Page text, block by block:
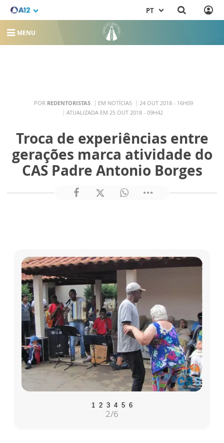
PT
MENU
POR REDENTORISTAS EM NOTÍCIAS
24 OUT 2018 - 16H09
ATUALIZADA EM 25 OUT 2018 - 09H42
Troca de experiências entre
gerações marca atividade do
CAS Padre Antonio Borges
1 2 3 4 5 6
2/6